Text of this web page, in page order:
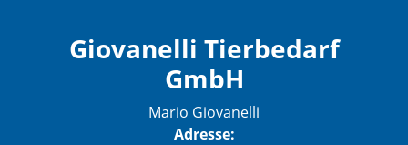
Giovanelli Tierbedarf
GmbH
Mario Giovanelli
Adresse: